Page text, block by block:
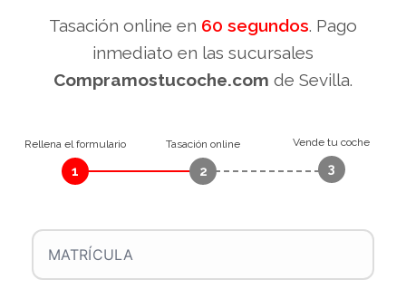
Tasación online en 60 segundos. Pago
inmediato en las sucursales
Compramostucoche.com de Sevilla.
Rellena el formulario
1
Tasación online
2
Vende tu coche
3